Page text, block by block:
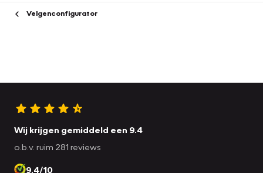
Velgenconfigurator
Wij krijgen gemiddeld een 9.4
o.b.v. ruim 281 reviews
9.4/10